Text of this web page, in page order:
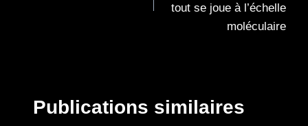
tout se joue à l’échelle
moléculaire
Publications similaires